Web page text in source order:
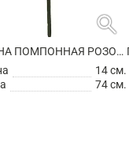
search
ГЕОРГИНА ПОМПОННАЯ РОЗОВАЯ ИСКУССТВЕННАЯ
14 см.
74 см.